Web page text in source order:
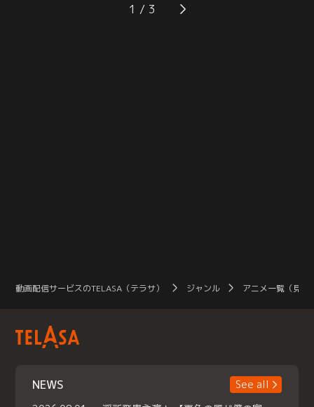
1
動画配信サービスのTELASA（テラサ） ジャンル アニメ一覧（見放
NEWS
See all